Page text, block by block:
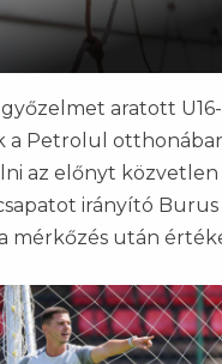
aratott
a Petrolul
az előnyt közvetlen
irányító
mérkőzés után